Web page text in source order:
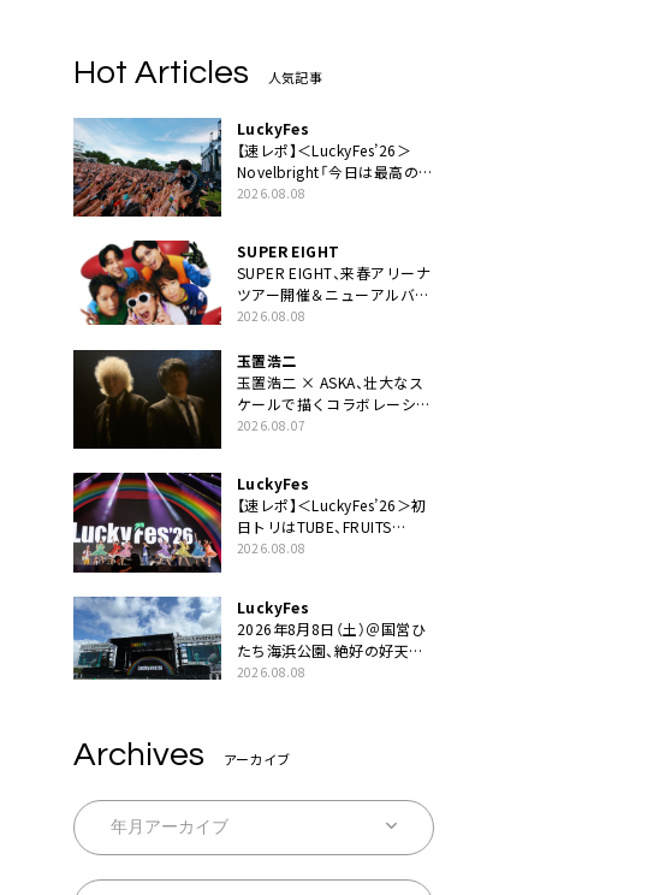
Hot Articles 人気記事
LuckyFes
【速レポ】＜LuckyFes’26＞
Novelbright「今日は最高のフ
ェス日和。最高の休日を、最
2026.08.08
SUPER EIGHT
SUPER EIGHT、来春アリーナ
ツアー開催＆ニューアルバム
発売決定げるEP『ダンダー
2026.08.08
玉置浩二
玉置浩二 × ASKA、壮大なス
ケールで描くコラボレーショ
ン曲「音銀河」リリース決定。
2026.08.07
LuckyFes
【速レポ】＜LuckyFes’26＞初
日トリはTUBE、FRUITS
ZIPPERや綾小路翔、鬼龍院翔
うだい」
2026.08.08
LuckyFes
2026年8月8日（土）＠国営ひ
たち海浜公園、絶好の好天の
中＜LuckyFes’26＞開幕
2026.08.08
Archives アーカイブ